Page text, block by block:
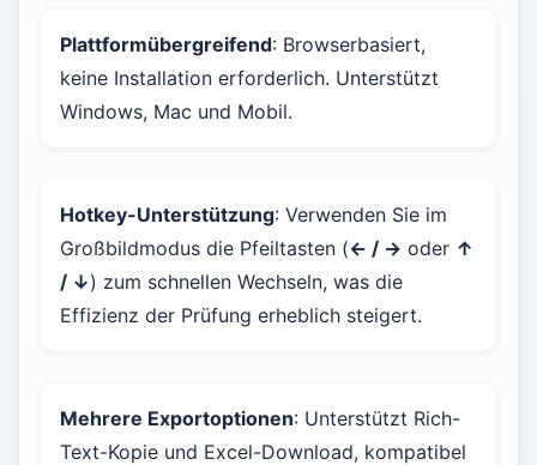
Plattformübergreifend: Browserbasiert,
keine Installation erforderlich. Unterstützt
Windows, Mac und Mobil.
Hotkey-Unterstützung: Verwenden Sie im
Großbildmodus die Pfeiltasten (← / → oder ↑
/ ↓) zum schnellen Wechseln, was die
Effizienz der Prüfung erheblich steigert.
Mehrere Exportoptionen: Unterstützt Rich-
Text-Kopie und Excel-Download, kompatibel